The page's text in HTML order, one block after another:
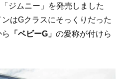
ジムニー」を発売しました
はGクラスにそっくりだった
「ベビーG」 の愛称が付けら